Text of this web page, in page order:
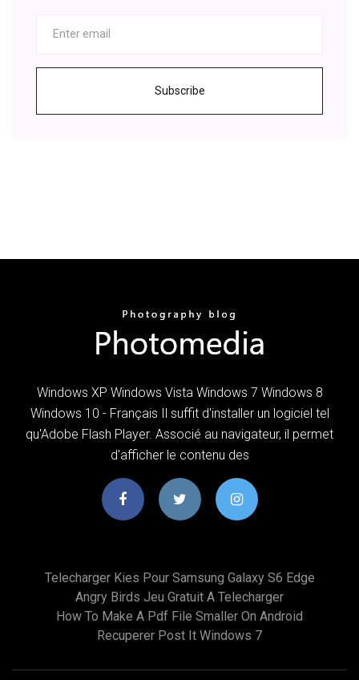
Subscribe
Windows XP Windows Vista Windows 7 Windows 8
Windows 10 - Français Il suffit d'installer un logiciel tel
qu'Adobe Flash Player. Associé au navigateur, il permet
d'afficher le contenu des
Telecharger Kies Pour Samsung Galaxy S6 Edge
Angry Birds Jeu Gratuit A Telecharger
How To Make A Pdf File Smaller On Android
Recuperer Post It Windows 7